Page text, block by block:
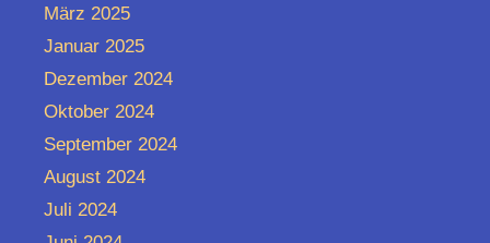
März 2025
Januar 2025
Dezember 2024
Oktober 2024
September 2024
August 2024
Juli 2024